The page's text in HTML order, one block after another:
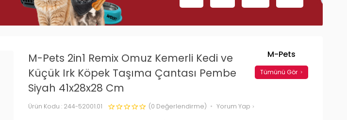
M-Pets 2in1 Remix Omuz Kemerli Kedi ve
Küçük Irk Köpek Taşıma Çantası Pembe
Siyah 41x28x28 Cm
Ürün Kodu : 244-52001.01 (0 Değerlendirme) Yorum Yap
M-Pets
Tümünü Gör